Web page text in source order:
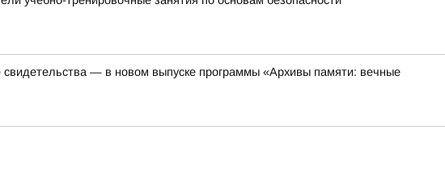
— в новом выпуске программы «Архивы памяти: вечные